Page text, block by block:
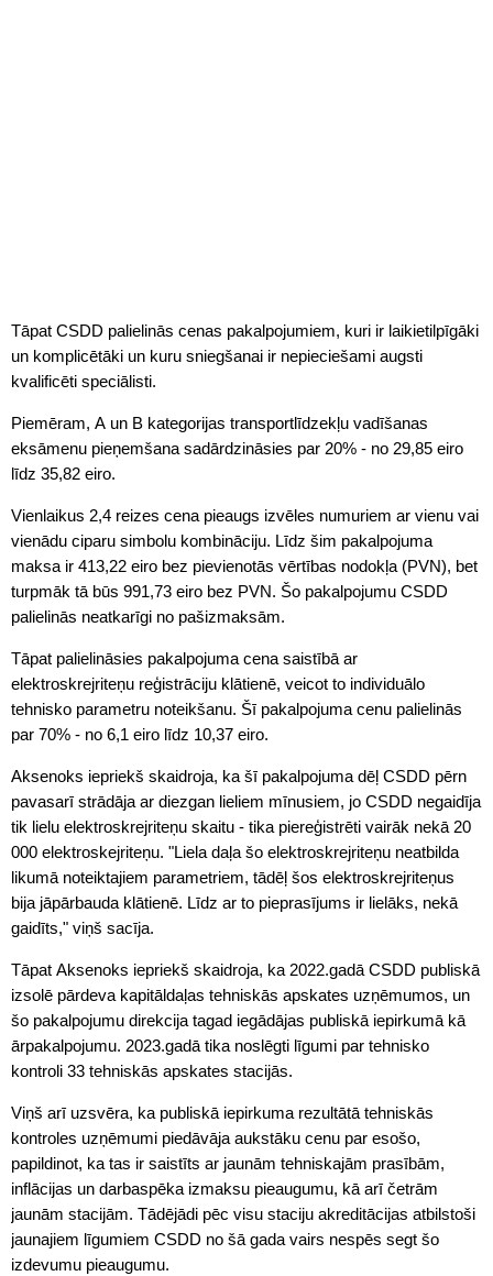
Tāpat CSDD palielinās cenas pakalpojumiem, kuri ir laikietilpīgāki
un komplicētāki un kuru sniegšanai ir nepieciešami augsti
kvalificēti speciālisti.
Piemēram, A un B kategorijas transportlīdzekļu vadīšanas
eksāmenu pieņemšana sadārdzināsies par 20% - no 29,85 eiro
līdz 35,82 eiro.
Vienlaikus 2,4 reizes cena pieaugs izvēles numuriem ar vienu vai
vienādu ciparu simbolu kombināciju. Līdz šim pakalpojuma
maksa ir 413,22 eiro bez pievienotās vērtības nodokļa (PVN), bet
turpmāk tā būs 991,73 eiro bez PVN. Šo pakalpojumu CSDD
palielinās neatkarīgi no pašizmaksām.
Tāpat palielināsies pakalpojuma cena saistībā ar
elektroskrejriteņu reģistrāciju klātienē, veicot to individuālo
tehnisko parametru noteikšanu. Šī pakalpojuma cenu palielinās
par 70% - no 6,1 eiro līdz 10,37 eiro.
Aksenoks iepriekš skaidroja, ka šī pakalpojuma dēļ CSDD pērn
pavasarī strādāja ar diezgan lieliem mīnusiem, jo CSDD negaidīja
tik lielu elektroskrejriteņu skaitu - tika piereģistrēti vairāk nekā 20
000 elektroskejriteņu. "Liela daļa šo elektroskrejriteņu neatbilda
likumā noteiktajiem parametriem, tādēļ šos elektroskrejriteņus
bija jāpārbauda klātienē. Līdz ar to pieprasījums ir lielāks, nekā
gaidīts," viņš sacīja.
Tāpat Aksenoks iepriekš skaidroja, ka 2022.gadā CSDD publiskā
izsolē pārdeva kapitāldaļas tehniskās apskates uzņēmumos, un
šo pakalpojumu direkcija tagad iegādājas publiskā iepirkumā kā
ārpakalpojumu. 2023.gadā tika noslēgti līgumi par tehnisko
kontroli 33 tehniskās apskates stacijās.
Viņš arī uzsvēra, ka publiskā iepirkuma rezultātā tehniskās
kontroles uzņēmumi piedāvāja aukstāku cenu par esošo,
papildinot, ka tas ir saistīts ar jaunām tehniskajām prasībām,
inflācijas un darbaspēka izmaksu pieaugumu, kā arī četrām
jaunām stacijām. Tādējādi pēc visu staciju akreditācijas atbilstoši
jaunajiem līgumiem CSDD no šā gada vairs nespēs segt šo
izdevumu pieaugumu.